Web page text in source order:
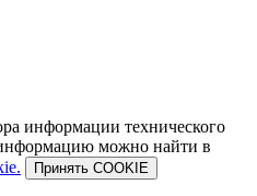
информации технического
можно найти в
Принять COOKIE